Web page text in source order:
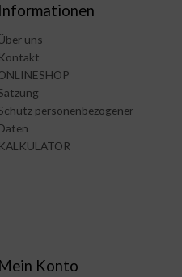
Informationen
uns
Kontakt
personenbezogener
KALKULATOR
Mein Konto